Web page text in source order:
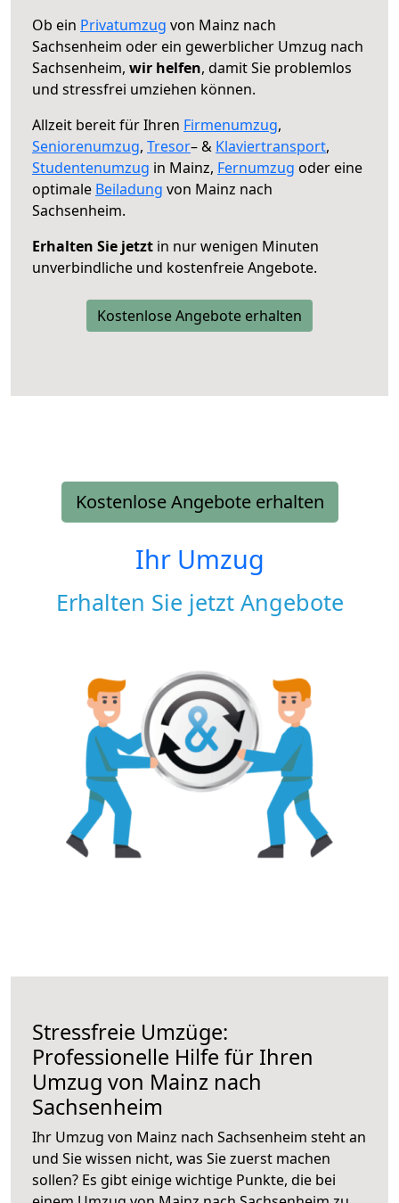
Ob ein Privatumzug von Mainz nach
Sachsenheim oder ein gewerblicher Umzug nach
Sachsenheim, wir helfen, damit Sie problemlos
und stressfrei umziehen können.
Allzeit bereit für Ihren Firmenumzug,
Seniorenumzug, Tresor– & Klaviertransport,
Studentenumzug in Mainz, Fernumzug oder eine
optimale Beiladung von Mainz nach
Sachsenheim.
Erhalten Sie jetzt in nur wenigen Minuten
unverbindliche und kostenfreie Angebote.
Kostenlose Angebote erhalten
Kostenlose Angebote erhalten
Ihr Umzug
Erhalten Sie jetzt Angebote
Stressfreie Umzüge:
Professionelle Hilfe für Ihren
Umzug von Mainz nach
Sachsenheim
Ihr Umzug von Mainz nach Sachsenheim steht an
und Sie wissen nicht, was Sie zuerst machen
sollen? Es gibt einige wichtige Punkte, die bei